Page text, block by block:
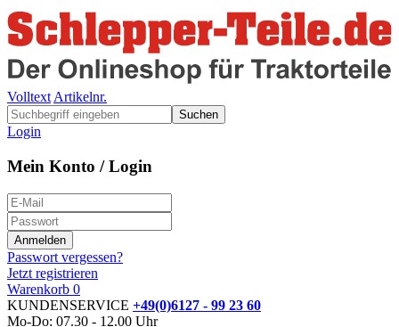
Volltext Artikelnr.
Suchen
Login
Mein Konto / Login
Passwort vergessen?
Jetzt registrieren
Warenkorb 0
KUNDENSERVICE +49(0)6127 - 99 23 60
Mo-Do: 07.30 - 12.00 Uhr